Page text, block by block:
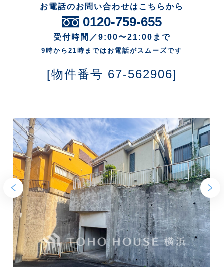
お電話のお問い合わせはこちらから
0120-759-655
受付時間／9:00〜21:00まで
9時から21時まではお電話がスムーズです
[物件番号 67-562906]